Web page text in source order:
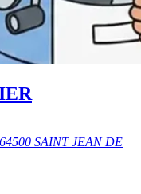
SAINT JEAN DE